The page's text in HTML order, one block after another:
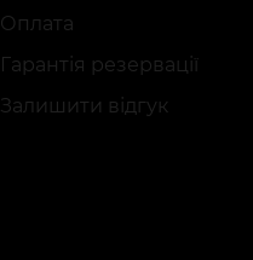
Оплата
Гарантія резервації
Залишити відгук